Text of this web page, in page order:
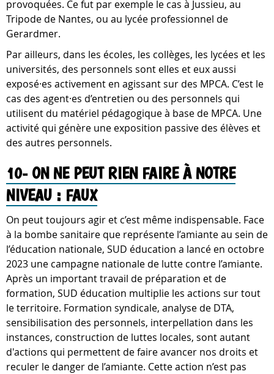
provoquées. Ce fut par exemple le cas à Jussieu, au
Tripode de Nantes, ou au lycée professionnel de
Gerardmer.
Par ailleurs, dans les écoles, les collèges, les lycées et les
universités, des personnels sont elles et eux aussi
exposé·es activement en agissant sur des MPCA. C’est le
cas des agent·es d’entretien ou des personnels qui
utilisent du matériel pédagogique à base de MPCA. Une
activité qui génère une exposition passive des élèves et
des autres personnels.
10- ON NE PEUT RIEN FAIRE À NOTRE
NIVEAU : FAUX
On peut toujours agir et c’est même indispensable. Face
à la bombe sanitaire que représente l’amiante au sein de
l’éducation nationale, SUD éducation a lancé en octobre
2023 une campagne nationale de lutte contre l’amiante.
Après un important travail de préparation et de
formation, SUD éducation multiplie les actions sur tout
le territoire. Formation syndicale, analyse de DTA,
sensibilisation des personnels, interpellation dans les
instances, construction de luttes locales, sont autant
d'actions qui permettent de faire avancer nos droits et
reculer le danger de l’amiante. Cette action n’est pas